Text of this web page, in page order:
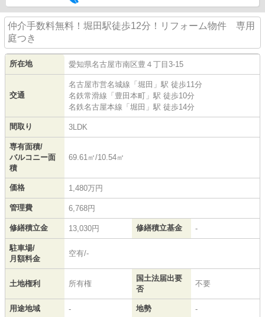
仲介手数料無料！堀田駅徒歩12分！リフォーム物件 専用
庭つき
所在地 愛知県名古屋市南区豊 ４丁目3-15
交通
名古屋市営名城線 「 堀田 」駅 徒歩11分
名鉄常滑線 「 豊田本町 」駅 徒歩10分
名鉄名古屋本線 「 堀田 」駅 徒歩14分
間取り 3LDK
専有面積/
バルコニー面
積
69.61㎡/10.54㎡
価格 1,480万円
管理費 6,768円
修繕積立金 13,030円 修繕積立基金 -
駐車場/
月額料金
空有/-
土地権利 所有権
国土法届出要
否
不要
用途地域 - 地勢 -